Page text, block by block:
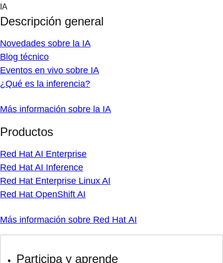
Skip
content
IA
Descripción general
Novedades sobre la IA
Blog técnico
Eventos en vivo sobre IA
¿Qué es la inferencia?
Más información sobre la IA
Productos
Red Hat AI Enterprise
Red Hat AI Inference
Red Hat Enterprise Linux AI
Red Hat OpenShift AI
Más información sobre Red Hat AI
Participa y aprende